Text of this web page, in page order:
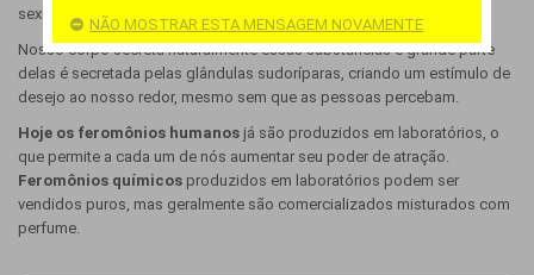
sexual.
Nosso corpo secreta naturalmente essas substâncias e grande parte
delas é secretada pelas glândulas sudoríparas, criando um estímulo de
desejo ao nosso redor, mesmo sem que as pessoas percebam.
Hoje os feromônios humanos já são produzidos em laboratórios, o
que permite a cada um de nós aumentar seu poder de atração.
Feromônios químicos produzidos em laboratórios podem ser
vendidos puros, mas geralmente são comercializados misturados com
perfume.
NÃO MOSTRAR ESTA MENSAGEM NOVAMENTE